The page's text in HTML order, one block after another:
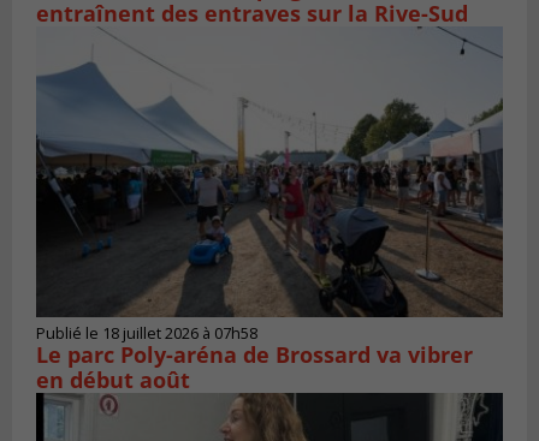
entraînent des entraves sur la Rive-Sud
Publié le 18 juillet 2026 à 07h58
Le parc Poly-aréna de Brossard va vibrer
en début août